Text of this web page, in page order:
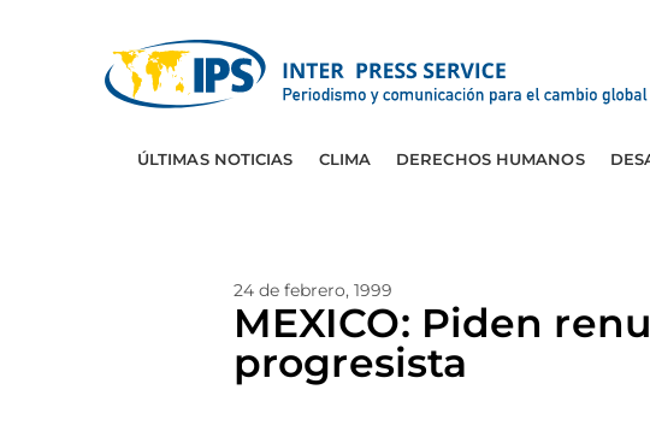
ÚLTIMAS NOTICIAS CLIMA DERECHOS HUMANOS
24 de febrero, 1999
MEXICO: Piden
progresista